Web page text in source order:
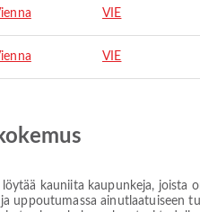
VIE
VIE
kauniita kaupunkeja, joista
uppoutumassa ainutlaatuiseen